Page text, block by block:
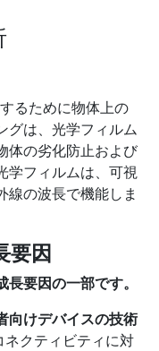
るために物体上の
グは、光学フィルム
体の劣化防止および
学フィルムは、可視
線の波長で機能しま
要因
長要因の一部です。
向けデバイスの技術
クティビティに対